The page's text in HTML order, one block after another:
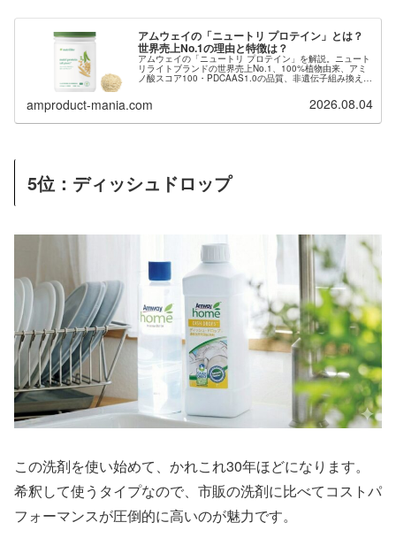
アムウェイの「ニュートリ プロテイン」とは？
世界売上No.1の理由と特徴は？
アムウェイの「ニュートリ プロテイン」を解説。ニュート
リライトブランドの世界売上No.1、100%植物由来、アミ
ノ酸スコア100・PDCAAS1.0の品質、非遺伝子組み換え・
amproduct-mania.com 2026.08.04
5位：ディッシュドロップ
この洗剤を使い始めて、かれこれ30年ほどになります。
希釈して使うタイプなので、市販の洗剤に比べてコストパ
フォーマンスが圧倒的に高いのが魅力です。